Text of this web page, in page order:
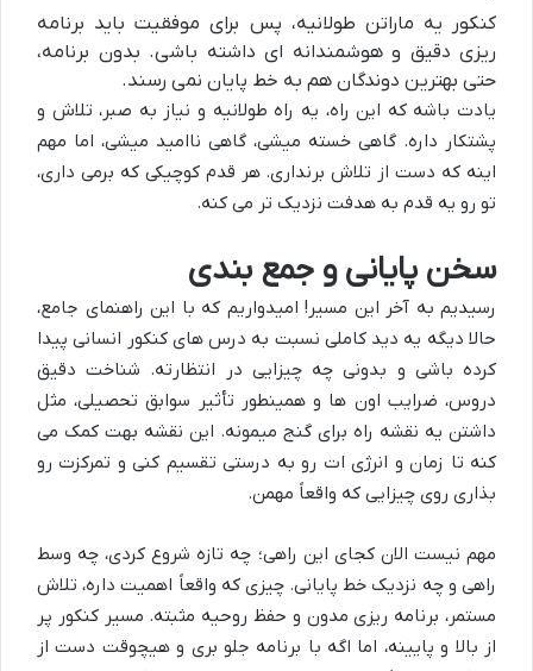
کنکور یه ماراتن طولانیه، پس برای موفقیت باید برنامه
ریزی دقیق و هوشمندانه ای داشته باشی. بدون برنامه،
حتی بهترین دوندگان هم به خط پایان نمی رسند.
یادت باشه که این راه، یه راه طولانیه و نیاز به صبر، تلاش و
پشتکار داره. گاهی خسته میشی، گاهی ناامید میشی، اما مهم
اینه که دست از تلاش برنداری. هر قدم کوچیکی که برمی داری،
تو رو یه قدم به هدفت نزدیک تر می کنه.
سخن پایانی و جمع بندی
رسیدیم به آخر این مسیر! امیدواریم که با این راهنمای جامع،
حالا دیگه یه دید کاملی نسبت به درس های کنکور انسانی پیدا
کرده باشی و بدونی چه چیزایی در انتظارته. شناخت دقیق
دروس، ضرایب اون ها و همینطور تأثیر سوابق تحصیلی، مثل
داشتن یه نقشه راه برای گنج میمونه. این نقشه بهت کمک می
کنه تا زمان و انرژی ات رو به درستی تقسیم کنی و تمرکزت رو
بذاری روی چیزایی که واقعاً مهمن.
مهم نیست الان کجای این راهی؛ چه تازه شروع کردی، چه وسط
راهی و چه نزدیک خط پایانی. چیزی که واقعاً اهمیت داره، تلاش
مستمر، برنامه ریزی مدون و حفظ روحیه مثبته. مسیر کنکور پر
از بالا و پایینه، اما اگه با برنامه جلو بری و هیچوقت دست از